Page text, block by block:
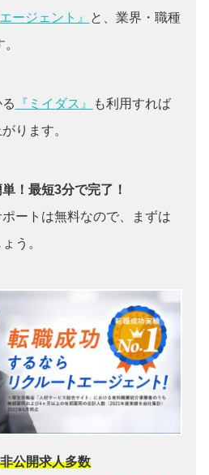
ージェント』
と、業界・職種
『ミイダス』
も利用すれば
ります。
！最短3分で完了！
ートは無料なので、まずは
う。
非公開求人多数